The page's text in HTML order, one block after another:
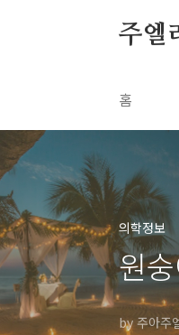
주엘
홈
의학정보
원
by 주아주